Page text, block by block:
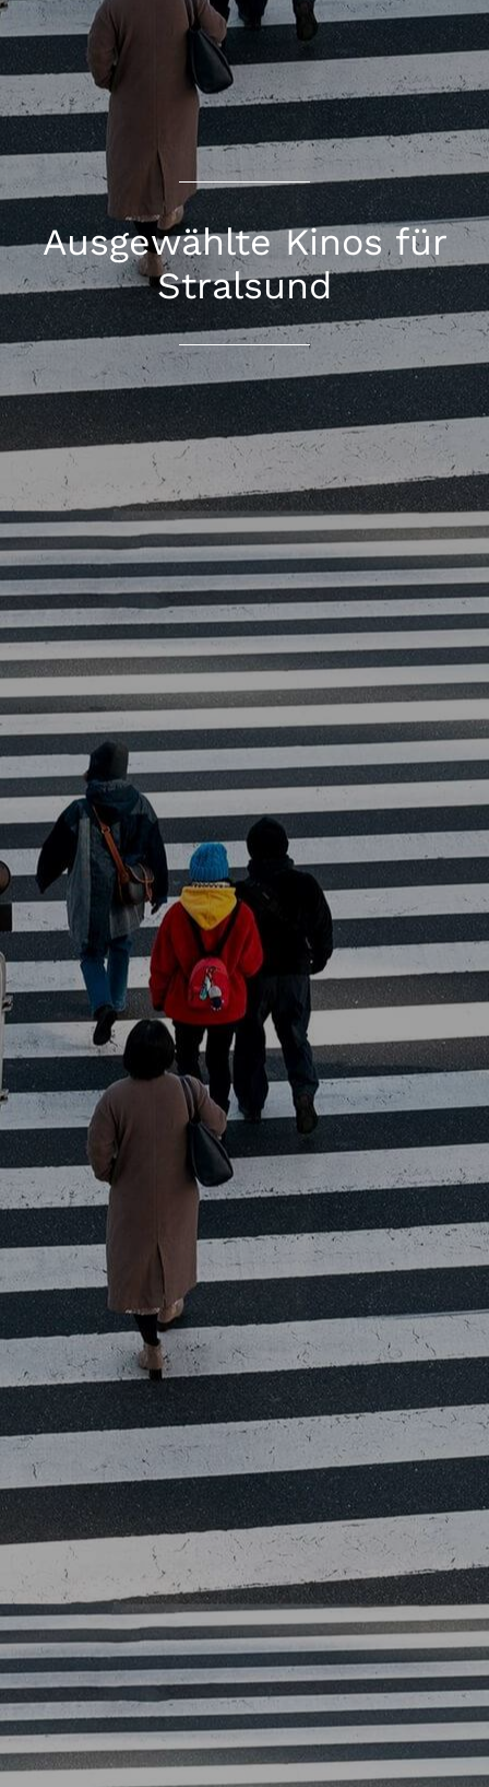
Ausgewählte Kinos für
Stralsund